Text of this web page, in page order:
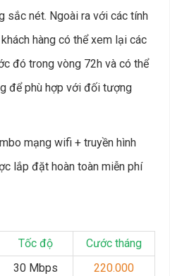
sắc nét. Ngoài ra với các tính
hàng có thể xem lại các
đó trong vòng 72h và có thể
để phù hợp với đối tượng
mạng wifi + truyền hình
lắp đặt hoàn toàn miễn phí
Tốc độ
Cước tháng
30 Mbps
220.000